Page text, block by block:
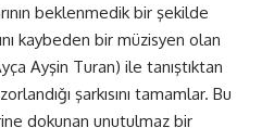
beklenmedik bir şekilde
kaybeden bir müzisyen olan
Ayşin Turan) ile tanıştıktan
şarkısını tamamlar. Bu
dokunan unutulmaz bir